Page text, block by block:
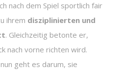
nach dem Spiel sportlich fair
ihrem disziplinierten und
. Gleichzeitig betonte er,
nach vorne richten wird.
geht es darum, sie